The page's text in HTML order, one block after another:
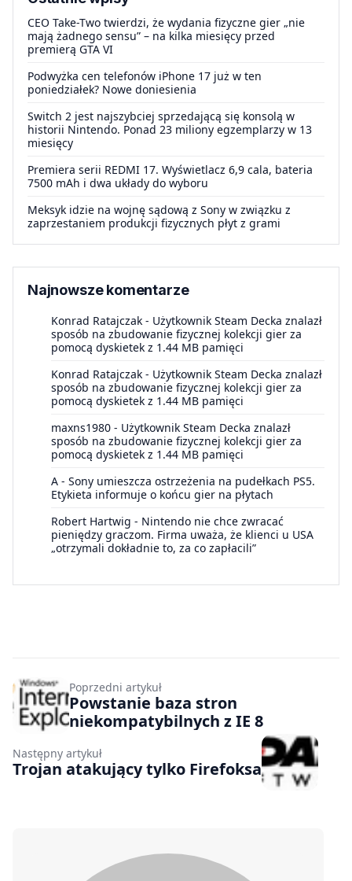
CEO Take-Two twierdzi, że wydania fizyczne gier „nie
mają żadnego sensu” – na kilka miesięcy przed
premierą GTA VI
Podwyżka cen telefonów iPhone 17 już w ten
poniedziałek? Nowe doniesienia
Switch 2 jest najszybciej sprzedającą się konsolą w
historii Nintendo. Ponad 23 miliony egzemplarzy w 13
miesięcy
Premiera serii REDMI 17. Wyświetlacz 6,9 cala, bateria
7500 mAh i dwa układy do wyboru
Meksyk idzie na wojnę sądową z Sony w związku z
zaprzestaniem produkcji fizycznych płyt z grami
Najnowsze komentarze
Konrad Ratajczak - Użytkownik Steam Decka znalazł
sposób na zbudowanie fizycznej kolekcji gier za
pomocą dyskietek z 1.44 MB pamięci
Konrad Ratajczak - Użytkownik Steam Decka znalazł
sposób na zbudowanie fizycznej kolekcji gier za
pomocą dyskietek z 1.44 MB pamięci
maxns1980 - Użytkownik Steam Decka znalazł
sposób na zbudowanie fizycznej kolekcji gier za
pomocą dyskietek z 1.44 MB pamięci
A - Sony umieszcza ostrzeżenia na pudełkach PS5.
Etykieta informuje o końcu gier na płytach
Robert Hartwig - Nintendo nie chce zwracać
pieniędzy graczom. Firma uważa, że klienci u USA
„otrzymali dokładnie to, za co zapłacili”
Poprzedni artykuł
Powstanie baza stron
niekompatybilnych z IE 8
Następny artykuł
Trojan atakujący tylko Firefoksa